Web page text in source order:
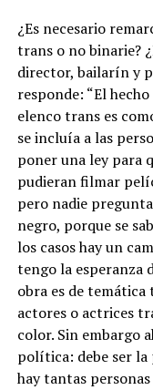
¿Es necesario
trans o no binarie?
director, bailarín y
responde: “El
elenco trans es
se incluía a las
poner una ley para
pudieran filmar
pero nadie
negro, porque se
los casos hay un
tengo la esperanza
obra es de temática
actores o actrices
color. Sin embargo
política: debe ser
hay tantas